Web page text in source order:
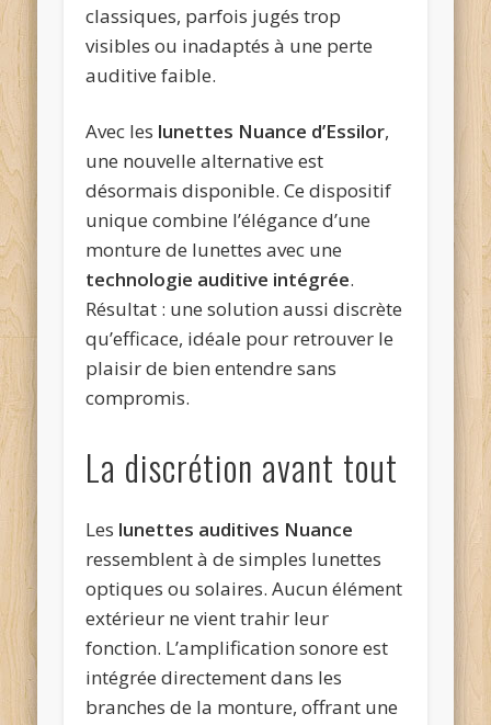
classiques, parfois jugés trop
visibles ou inadaptés à une perte
auditive faible.
Avec les lunettes Nuance d’Essilor,
une nouvelle alternative est
désormais disponible. Ce dispositif
unique combine l’élégance d’une
monture de lunettes avec une
technologie auditive intégrée.
Résultat : une solution aussi discrète
qu’efficace, idéale pour retrouver le
plaisir de bien entendre sans
compromis.
La discrétion avant tout
Les lunettes auditives Nuance
ressemblent à de simples lunettes
optiques ou solaires. Aucun élément
extérieur ne vient trahir leur
fonction. L’amplification sonore est
intégrée directement dans les
branches de la monture, offrant une